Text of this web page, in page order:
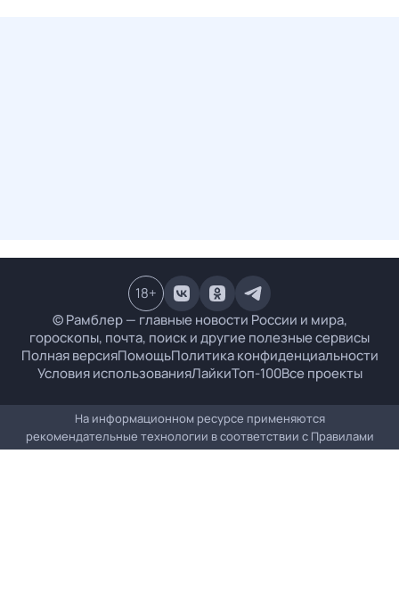
© Рамблер — главные новости России и мира,
гороскопы, почта, поиск и другие полезные сервисы
Полная версияПомощьПолитика конфиденциальности
Условия использованияЛайкиТоп-100Все проекты
18+
На информационном ресурсе применяются
рекомендательные технологии в соответствии с Правилами